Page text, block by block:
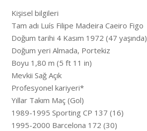
Kişisel bilgileri
Tam adı Luís Filipe Madeira Caeiro Figo
Doğum tarihi 4 Kasım 1972 (47 yaşında)
Doğum yeri Almada, Portekiz
Boyu 1,80 m (5 ft 11 in)
Mevkii Sağ Açık
Profesyonel kariyeri*
Yıllar Takım Maç (Gol)
1989-1995 Sporting CP 137 (16)
1995-2000 Barcelona 172 (30)